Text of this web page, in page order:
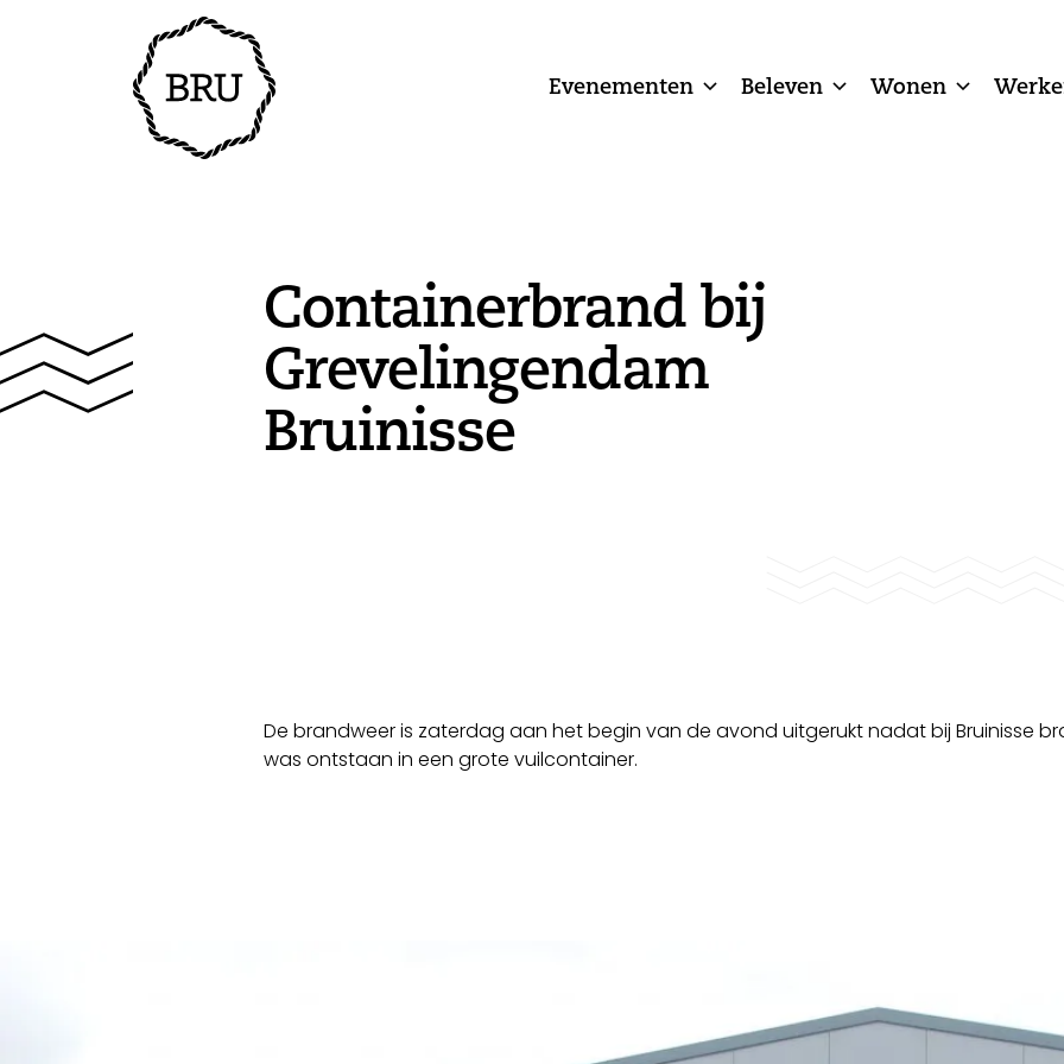
Evenementen Beleven Wonen
Containerbrand bij
Grevelingendam
Bruinisse
De brandweer is zaterdag aan het begin van de avond uitgerukt nadat bij Bruinisse
was ontstaan in een grote vuilcontainer.